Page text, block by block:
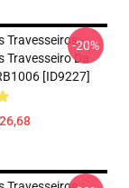
Travesseiros -
Da
[ID9227]
-20%